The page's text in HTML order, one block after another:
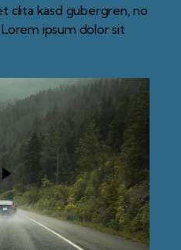
clita kasd gubergren, no
ipsum dolor sit